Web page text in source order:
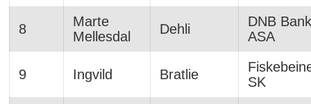
8
Marte
Mellesdal
Dehli
DNB Bank
ASA
9 Ingvild Bratlie
SK